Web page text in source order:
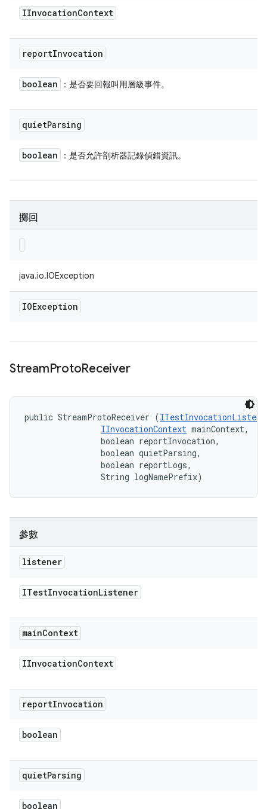
IInvocationContext
reportInvocation
boolean ：是否要回報叫用層級事件。
quietParsing
boolean ：是否允許剖析器記錄偵錯資訊。
擲回
java.io.IOException
IOException
StreamProtoReceiver
public StreamProtoReceiver (
IInvocationContext mainContext,
                boolean reportInvocation,
                boolean quietParsing,
                boolean reportLogs,
                String logNamePrefix)
參數
listener
ITestInvocationListener
mainContext
IInvocationContext
reportInvocation
boolean
quietParsing
boolean